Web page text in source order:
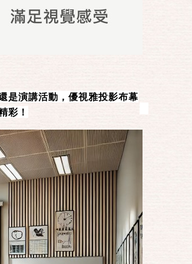
是演講活動，優視雅投影布幕
彩！